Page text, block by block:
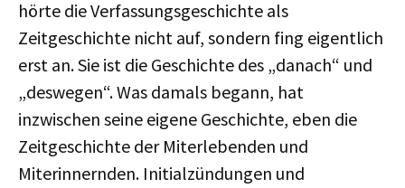
hörte die Verfassungsgeschichte als
Zeitgeschichte nicht auf, sondern fing eigentlich
erst an. Sie ist die Geschichte des „danach“ und
„deswegen“. Was damals begann, hat
inzwischen seine eigene Geschichte, eben die
Zeitgeschichte der Miterlebenden und
Miterinnernden. Initialzündungen und